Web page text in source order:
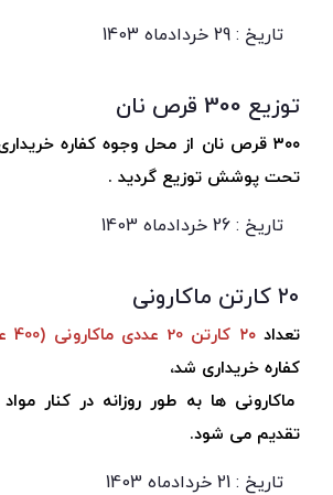
تاریخ : 29 خردادماه 1403
توزیع 300 قرص نان
۳۰۰ قرص نان از محل وجوه کفاره
تحت پوشش توزیع گردید .
تاریخ : 26 خردادماه 1403
۲۰ کارتن ماکارونی
تعداد ۲۰ کارتن 20 عددی ماکارونی (400 عدد)
کفاره خریداری شد،
ماکارونی ها به طور روزانه در کنار
تقدیم می شود.
تاریخ : 21 خردادماه 1403